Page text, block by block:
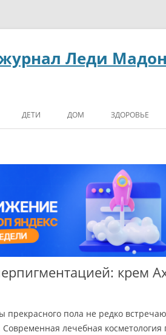
Леди
ДЕТИ ДОМ ЗДОРОВЬЕ
крем
прекрасного пола не редко
лечебная косметология